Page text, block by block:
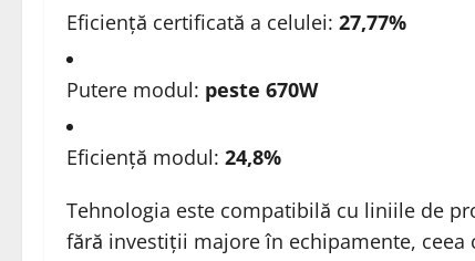
Eficiență certificată a celulei: 27,77%
Putere modul: peste 670W
Eficiență modul: 24,8%
Tehnologia este compatibilă cu liniile de
fără investiții majore în echipamente,